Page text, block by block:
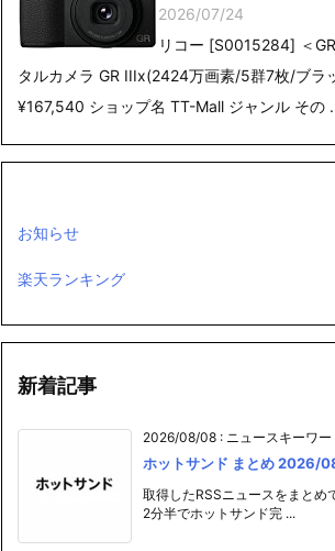
2026/07/24
リコー [S0015284] ＜
タルカメラ GR IIIx(2424万画素/5群7枚/ブラ
¥167,540 ショップ名 TT-Mall ジャンル その
お知らせ
楽天ランキング
新着記事
2026/08/08 : ニュースキーワー
ホットサンド まとめ 2026/
取得したRSSニュースをまとめ
2分半でホットサンド完 ...